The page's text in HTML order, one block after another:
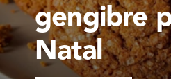
gengibre
Natal